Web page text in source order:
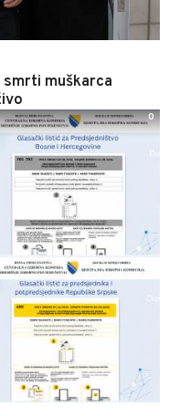
muškarca
0